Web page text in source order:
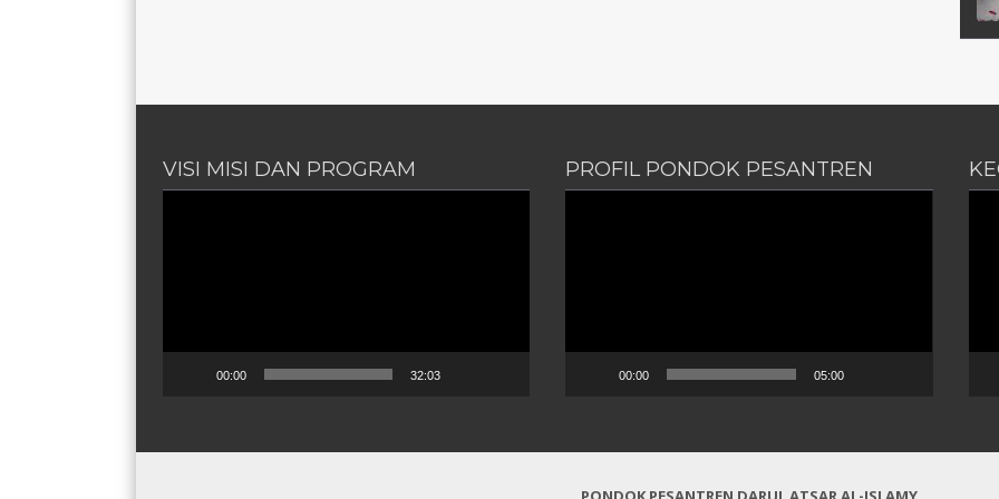
VISI MISI DAN PROGRAM
00:00 32:03
PROFIL PONDOK PESANTREN
00:00 05:00